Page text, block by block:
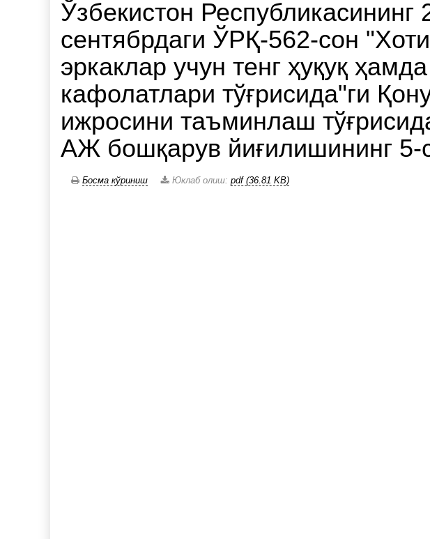
Ўзбекистон Республикасининг
сентябрдаги ЎРҚ-562-сон
эркаклар учун тенг ҳуқуқ
кафолатлари тўғрисида"ги
ижросини таъминлаш
АЖ бошқарув йиғилишининг 5-
Босма кўриниш Юклаб олиш: pdf (36.81 KB)